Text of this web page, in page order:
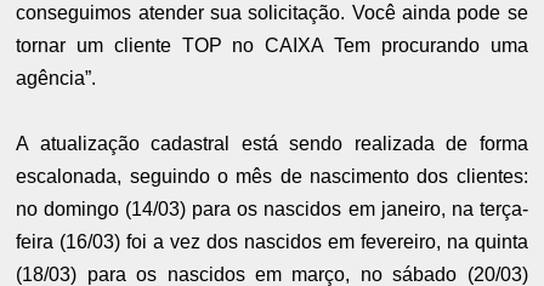
conseguimos atender sua solicitação. Você ainda pode se
tornar um cliente TOP no CAIXA Tem procurando uma
agência”.
A atualização cadastral está sendo realizada de forma
escalonada, seguindo o mês de nascimento dos clientes:
no domingo (14/03) para os nascidos em janeiro, na terça-
feira (16/03) foi a vez dos nascidos em fevereiro, na quinta
(18/03) para os nascidos em março, no sábado (20/03)